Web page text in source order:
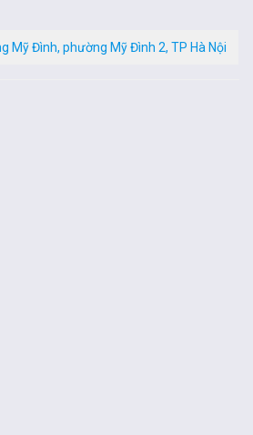
Mỹ Đình, phường Mỹ Đình 2, TP Hà Nội